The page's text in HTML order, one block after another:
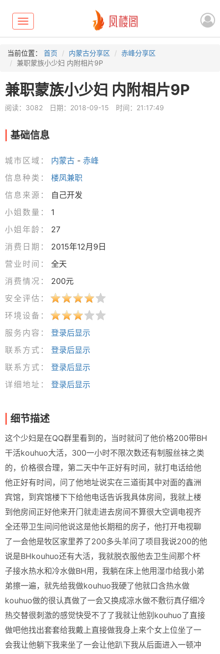
Toggle
navigation
当前位置： 首页 内蒙古分享区
赤峰分享区
兼职蒙族小少妇 内附相片9P
兼职蒙族小少妇 内附相片9P
阅读：3082 日期：2018-09-15 时间：21:17:49
基础信息
城市区域： 内蒙古 - 赤峰
信息种类：
楼凤兼职
信息来源：
自己开发
小姐数量：
1
小姐年龄：
27
消费日期：
2015年12月9日
营业时间：
全天
消费情况：
200元
安全评估：
环境设备：
服务内容：
登录后显示
联系方式：
登录后显示
联系方式：
登录后显示
详细地址：
登录后显示
细节描述
这个少妇是在QQ群里看到的，当时就问了他价格200带BH
干活kouhuo大活，300一小时不限次数还有制服丝袜之类
的，价格很合理，第二天中午正好有时间，就打电话给他
他正好有时间，问了他地址说实在三道街其中对面的鑫洲
宾馆，到宾馆楼下下给他电话告诉我具体房间，我就上楼
到他房间正好他来开门就走进去房间不算很大空调电视齐
全还带卫生间问他说这是他长期租的房子，他打开电视聊
了一会他是牧区家里养了200多头羊问了项目我说200的他
说是BHkouhuo还有大活，我就脱衣服他去卫生间那个杯
子接水热水和冷水做BH用，我躺在床上他用湿巾给我小弟
弟擦一遍，就先给我做kouhuo我硬了他就口含热水做
kouhuo做的很认真做了一会又换成凉水做不敷衍真仔细冷
热交替很刺激的感觉快受不了了我就让他别kouhuo了直接
做吧他找出套套给我戴上直接做我身上来个女上位坐了一
会我让他躺下我来坐了一会让他趴下我从后面进入一顿冲